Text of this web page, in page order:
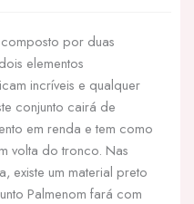
por duas
elementos
incríveis e qualquer
conjunto cairá de
em renda e tem como
volta do tronco. Nas
existe um material preto
Palmenom fará com